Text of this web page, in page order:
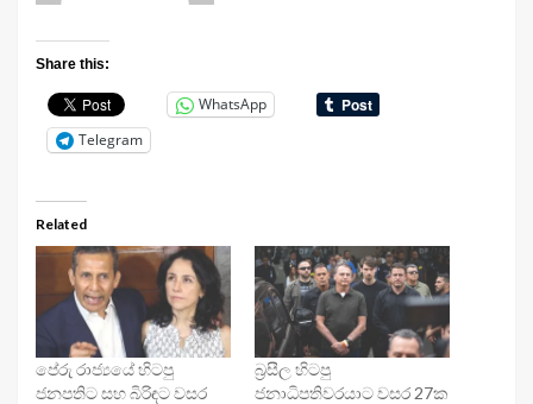
Share this:
WhatsApp
Telegram
Related
පේරු රාජ්‍යයේ හිටපු
ජනපතිට සහ බිරිඳට වසර
බ්‍රසීල හිටපු
ජනාධිපතිවරයාට වසර 27ක